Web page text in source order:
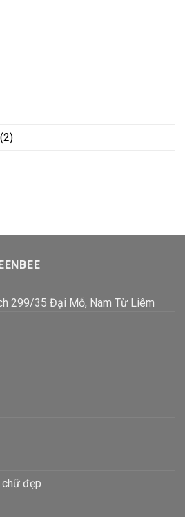
(2)
299/35 Đại Mỗ, Nam Từ Liêm
chữ đẹp